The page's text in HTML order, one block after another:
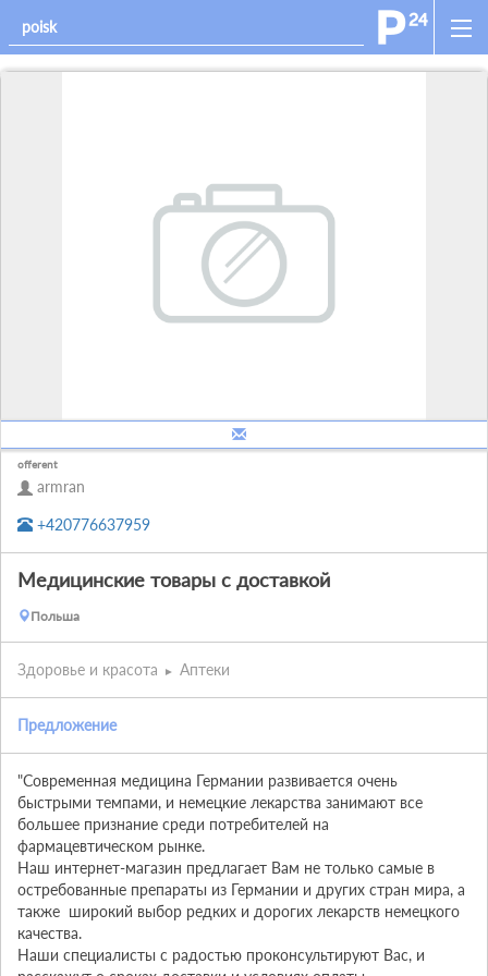
offerent
armran
+420776637959
Медицинские товары с доставкой
Польша
Здоровье и красота Аптеки
Предложение
"Современная медицина Германии развивается очень
быстрыми темпами, и немецкие лекарства занимают все
большее признание среди потребителей на
фармацевтическом рынке.
Наш интернет-магазин предлагает Вам не только самые в
остребованные препараты из Германии и других стран мира, а
также  широкий выбор редких и дорогих лекарств немецкого
качества.
Наши специалисты с радостью проконсультируют Вас, и